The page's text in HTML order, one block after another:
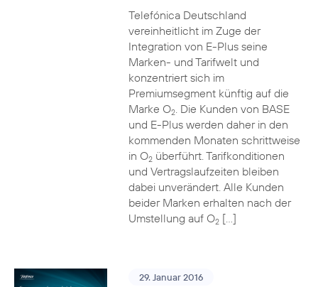
Telefónica Deutschland
vereinheitlicht im Zuge der
Integration von E-Plus seine
Marken- und Tarifwelt und
konzentriert sich im
Premiumsegment künftig auf die
Marke O2. Die Kunden von BASE
und E-Plus werden daher in den
kommenden Monaten schrittweise
in O2überführt. Tarifkonditionen
und Vertragslaufzeiten bleiben
dabei unverändert. Alle Kunden
beider Marken erhalten nach der
Umstellung auf O2[…]
29. Januar 2016